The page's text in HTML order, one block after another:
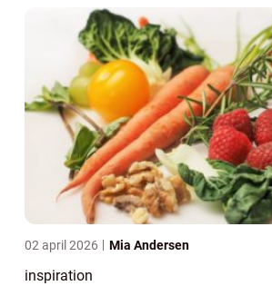
medarbejderne og giver energi til rest...
02 april 2026 Mia Andersen
inspiration